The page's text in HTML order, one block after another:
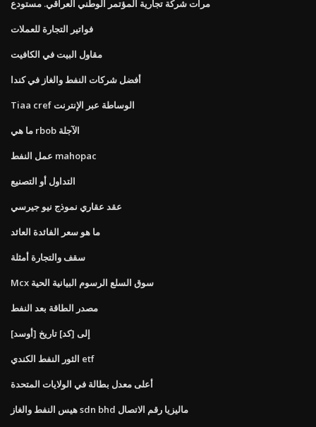
مرات شركة تجارية المؤتمر الوطني العراقي. مستودع
فواتير التجارة للعملات
مقاول البيت في الكافيت
أفضل شركات النفط والغاز في كندا
Tiaa cref الوساطة عبر الإنترنت
ما هي rbob الآجلة
عمل النفط mahopac
التداول أو التصنيع
عقد عقاري نموذج نيو جيرسي
ما هو سعر الفائدة العائد
سقف والتجارة أمثلة
Mcx سوق السلع الرسوم البيانية الحية
مصدر الطاقة بعد النفط
[أوسد] إلى [كد] تاريخ
الثور النفط الكندي etf
أعلى معدل بطالة في الولايات المتحدة
هيس النفط والغاز sdn bhd ماليزيا رقم الاتصال